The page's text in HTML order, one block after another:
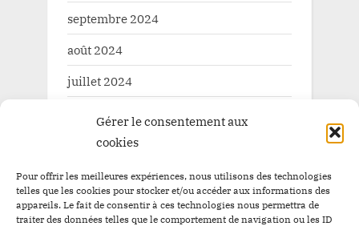
Gérer le consentement aux
cookies
Pour offrir les meilleures expériences, nous utilisons des technologies
telles que les cookies pour stocker et/ou accéder aux informations des
appareils. Le fait de consentir à ces technologies nous permettra de
traiter des données telles que le comportement de navigation ou les ID
septembre 2024
août 2024
juillet 2024
mai 2024
avril 2024
mars 2024